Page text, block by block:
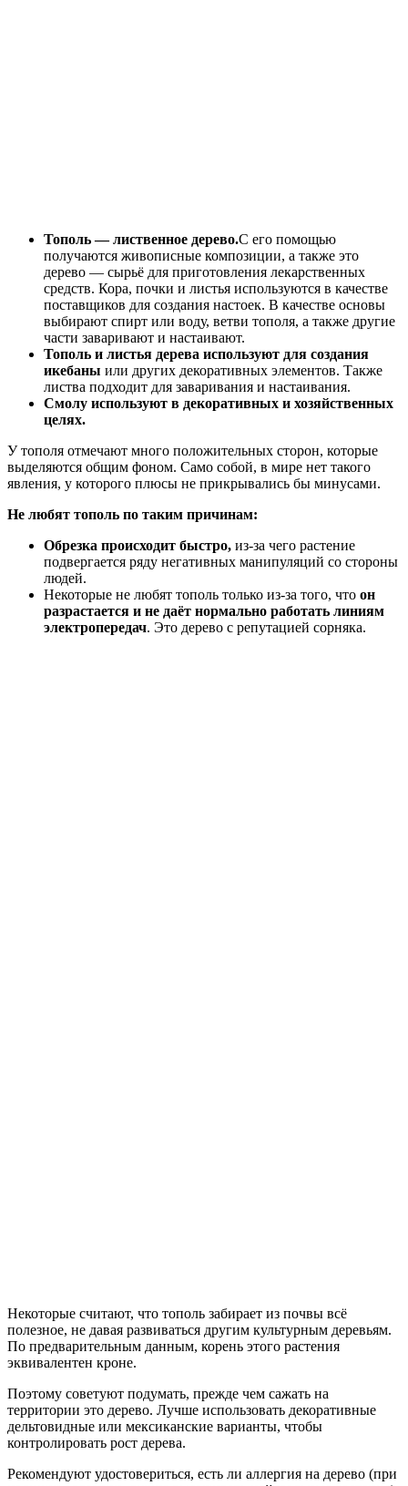
Тополь — лиственное дерево.С его помощью
получаются живописные композиции, а также это
дерево — сырьё для приготовления лекарственных
средств. Кора, почки и листья используются в качестве
поставщиков для создания настоек. В качестве основы
выбирают спирт или воду, ветви тополя, а также другие
части заваривают и настаивают.
Тополь и листья дерева используют для создания
икебаны или других декоративных элементов. Также
листва подходит для заваривания и настаивания.
Смолу используют в декоративных и хозяйственных
целях.
У тополя отмечают много положительных сторон, которые
выделяются общим фоном. Само собой, в мире нет такого
явления, у которого плюсы не прикрывались бы минусами.
Не любят тополь по таким причинам:
Обрезка происходит быстро, из-за чего растение
подвергается ряду негативных манипуляций со стороны
людей.
Некоторые не любят тополь только из-за того, что он
разрастается и не даёт нормально работать линиям
электропередач. Это дерево с репутацией сорняка.
Некоторые считают, что тополь забирает из почвы всё
полезное, не давая развиваться другим культурным деревьям.
По предварительным данным, корень этого растения
эквивалентен кроне.
Поэтому советуют подумать, прежде чем сажать на
территории это дерево. Лучше использовать декоративные
дельтовидные или мексиканские варианты, чтобы
контролировать рост дерева.
Рекомендуют удостовериться, есть ли аллергия на дерево (при